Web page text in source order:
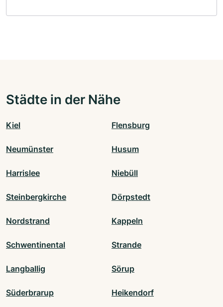
Städte in der Nähe
Kiel Flensburg
Neumünster Husum
Harrislee Niebüll
Steinbergkirche Dörpstedt
Nordstrand Kappeln
Schwentinental Strande
Langballig Sörup
Süderbrarup Heikendorf